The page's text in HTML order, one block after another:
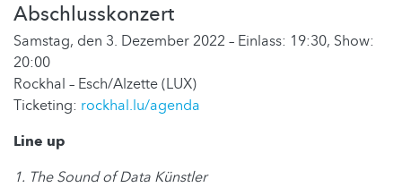
Abschlusskonzert
Samstag, den 3. Dezember 2022 – Einlass: 19:30, Show:
20:00
Rockhal – Esch/Alzette (LUX)
Ticketing: rockhal.lu/agenda
Line up
1. The Sound of Data Künstler